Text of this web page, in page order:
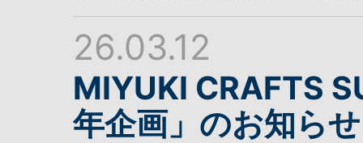
26.03.12
MIYUKI CRAFTS
年企画」のお知らせ